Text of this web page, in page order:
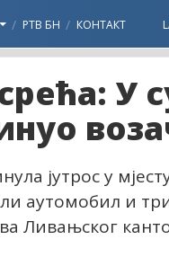
РТВ БН КОНТАКТ
У
јутрос у
аутомобил и
Ливањског